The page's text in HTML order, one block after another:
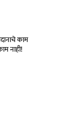
काम
नाही!